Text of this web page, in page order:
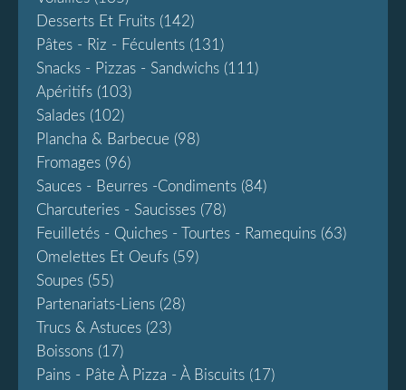
Desserts Et Fruits (142)
Pâtes - Riz - Féculents (131)
Snacks - Pizzas - Sandwichs (111)
Apéritifs (103)
Salades (102)
Plancha & Barbecue (98)
Fromages (96)
Sauces - Beurres -condiments (84)
Charcuteries - Saucisses (78)
Feuilletés - Quiches - Tourtes - Ramequins (63)
Omelettes Et Oeufs (59)
Soupes (55)
Partenariats-Liens (28)
Trucs & Astuces (23)
Boissons (17)
Pains - Pâte À Pizza - À Biscuits (17)